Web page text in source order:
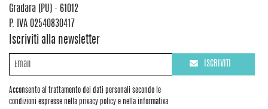
Gradara (PU) - 61012
P. IVA 02540830417
Iscriviti alla newsletter
Acconsento al trattamento dei dati personali secondo le
condizioni espresse nella privacy policy e nella informativa
ISCRIVITI